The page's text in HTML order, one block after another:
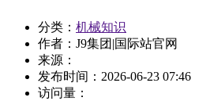
分类： 机械知识
作者：J9集团|国际站官网
来源：
发布时间： 2026-06-23 07:46
访问量：